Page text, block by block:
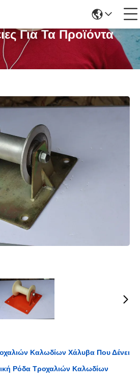
Για Τα Προϊόντα
Καλωδίων Χάλυβα Που Δένει
Ρόδα Τροχαλιών Καλωδίων